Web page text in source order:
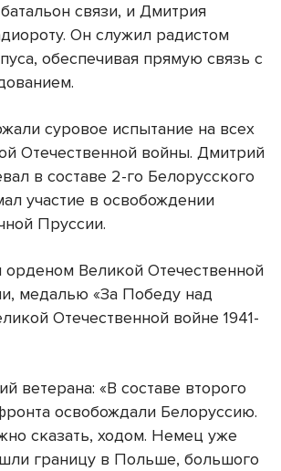
связи, и Дмитрия
Он служил радистом
обеспечивая прямую связь с
суровое испытание на всех
Отечественной войны. Дмитрий
в составе 2-го Белорусского
участие в освобождении
Пруссии.
Великой Отечественной
медалью «За Победу над
Отечественной войне 1941-
ветерана: «В составе второго
освобождали Белоруссию.
сказать, ходом. Немец уже
границу в Польше, большого